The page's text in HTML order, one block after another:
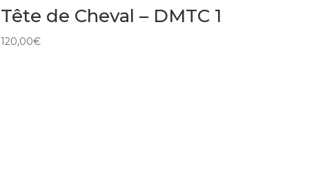
Tête de Cheval – DMTC 1
120,00€